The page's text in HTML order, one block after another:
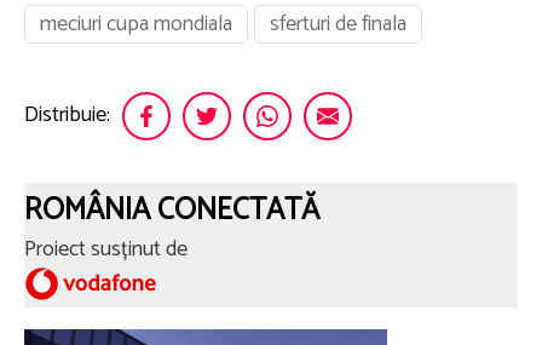
meciuri cupa mondiala
sferturi de finala
Distribuie:
ROMÂNIA CONECTATĂ
Proiect susținut de